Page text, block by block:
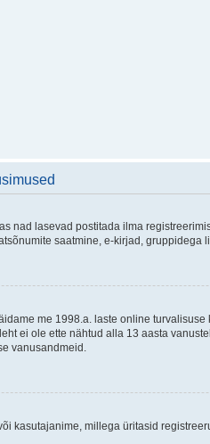
nad lasevad postitada ilma
saatmine, e-kirjad,
me 1998.a. laste online
ei ole ette nähtud alla 13 aasta
vanusandmeid.
kasutajanime, millega üritasid